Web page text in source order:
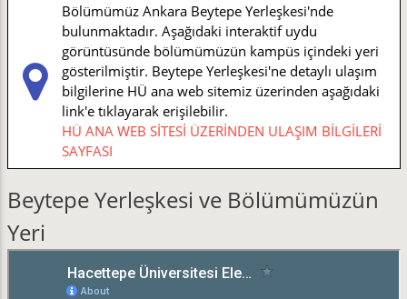
Bölümümüz Ankara Beytepe Yerleşkesi'nde
bulunmaktadır. Aşağıdaki interaktif uydu
görüntüsünde bölümümüzün kampüs içindeki yeri
gösterilmiştir. Beytepe Yerleşkesi'ne detaylı ulaşım
bilgilerine HÜ ana web sitemiz üzerinden aşağıdaki
link'e tıklayarak erişilebilir.
HÜ ANA WEB SİTESİ ÜZERİNDEN ULAŞIM BİLGİLERİ
SAYFASI
Beytepe Yerleşkesi ve Bölümümüzün
Yeri